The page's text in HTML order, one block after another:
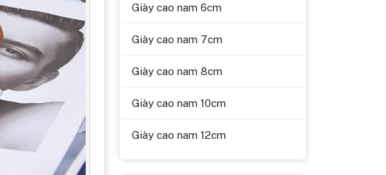
Giày cao nam 6cm
Giày cao nam 7cm
Giày cao nam 8cm
Giày cao nam 10cm
Giày cao nam 12cm